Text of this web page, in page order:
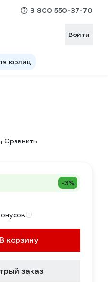
8 800 550-37-70
Войти
юрлиц
Сравнить
-3%
В корзину
заказ